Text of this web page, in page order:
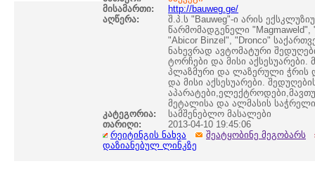
მისამართი:
http://bauweg.ge/
აღწერა:
შ.პ.ს "Bauweg"-ი არის
წარმომადგენელი "Magmaweld",
"Abicor Binzel", "Dronco"
ნახევრად ავტომატური
ტორჩები და მისი აქსესუარები.
პლაზმური და ლაზერული ჭრის
და მისი აქსესუარები.
მეტალისა და ალმასის საჭრელი
კატეგორია:
სამშენებლო მასალები
თარიღი:
2013-04-10 19:45:06
რეიტინგის ნახვა
შეატყობინე მეგობარს
დაზიანებულ ლინკზე